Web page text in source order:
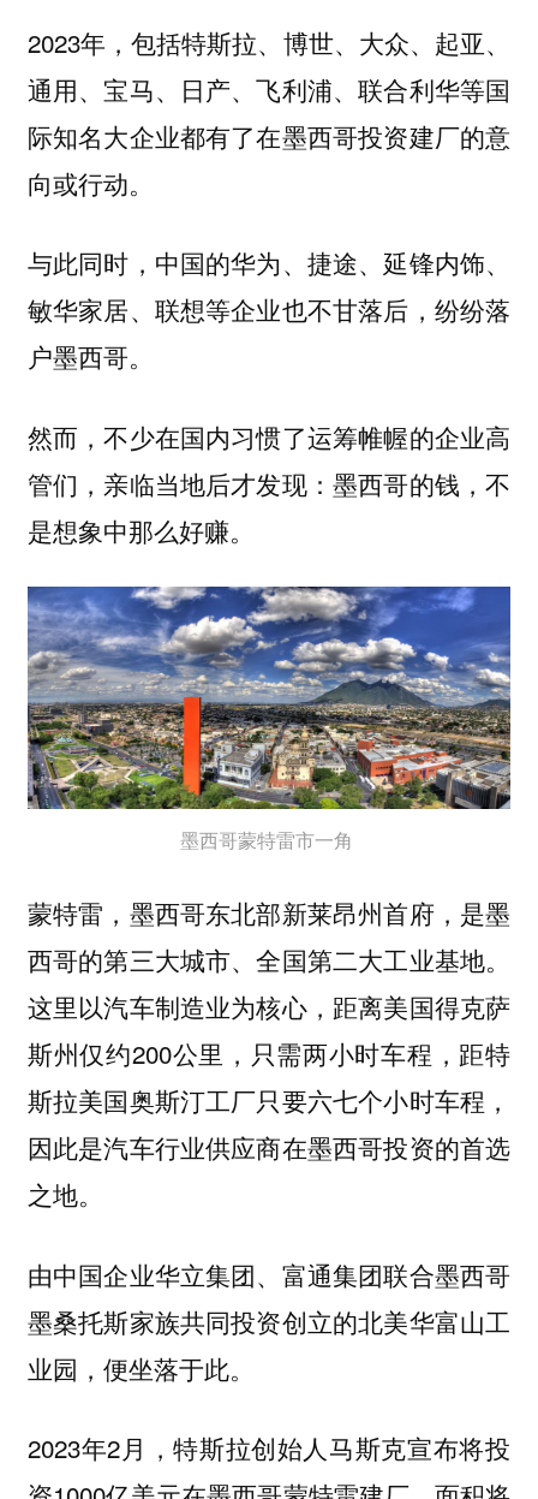
2023年，包括特斯拉、博世、大众、起亚、
通用、宝马、日产、飞利浦、联合利华等国
际知名大企业都有了在墨西哥投资建厂的意
向或行动。
与此同时，中国的华为、捷途、延锋内饰、
敏华家居、联想等企业也不甘落后，纷纷落
户墨西哥。
然而，不少在国内习惯了运筹帷幄的企业高
管们，亲临当地后才发现：墨西哥的钱，不
是想象中那么好赚。
墨西哥蒙特雷市一角
蒙特雷，墨西哥东北部新莱昂州首府，是墨
西哥的第三大城市、全国第二大工业基地。
这里以汽车制造业为核心，距离美国得克萨
斯州仅约200公里，只需两小时车程，距特
斯拉美国奥斯汀工厂只要六七个小时车程，
因此是汽车行业供应商在墨西哥投资的首选
之地。
由中国企业华立集团、富通集团联合墨西哥
墨桑托斯家族共同投资创立的北美华富山工
业园，便坐落于此。
2023年2月，特斯拉创始人马斯克宣布将投